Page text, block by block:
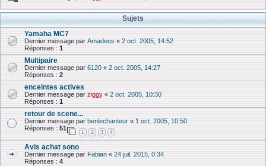
Sujets
Yamaha MC7
Dernier message par Amadeus « 2 oct. 2005, 14:52
Réponses : 1
Multipaire
Dernier message par 6120 « 2 oct. 2005, 14:27
Réponses : 2
enceintes actives
Dernier message par ziggy « 2 oct. 2005, 10:30
Réponses : 1
retour de scene...
Dernier message par benlechanteur « 1 oct. 2005, 10:50
Réponses : 51
1 2 3 4
Avis achat sono
Dernier message par Fabian « 24 juil. 2015, 0:34
Réponses : 4